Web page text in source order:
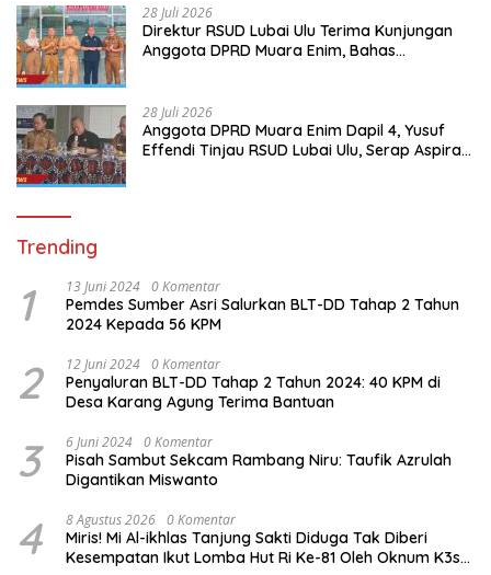
28 Juli 2026
Direktur RSUD Lubai Ulu Terima Kunjungan
Anggota DPRD Muara Enim, Bahas
28 Juli 2026
Anggota DPRD Muara Enim Dapil 4, Yusuf
Effendi Tinjau RSUD Lubai Ulu, Serap Aspirasi
Trending
1 13 Juni 2024 0 Komentar
Pemdes Sumber Asri Salurkan BLT-DD Tahap 2 Tahun
2024 Kepada 56 KPM
2 12 Juni 2024 0 Komentar
Penyaluran BLT-DD Tahap 2 Tahun 2024: 40 KPM di
Desa Karang Agung Terima Bantuan
3 6 Juni 2024 0 Komentar
Pisah Sambut Sekcam Rambang Niru: Taufik Azrulah
Digantikan Miswanto
4 8 Agustus 2026 0 Komentar
Miris! Mi Al-ikhlas Tanjung Sakti Diduga Tak Diberi
Kesempatan Ikut Lomba Hut Ri Ke-81 Oleh Oknum K3s